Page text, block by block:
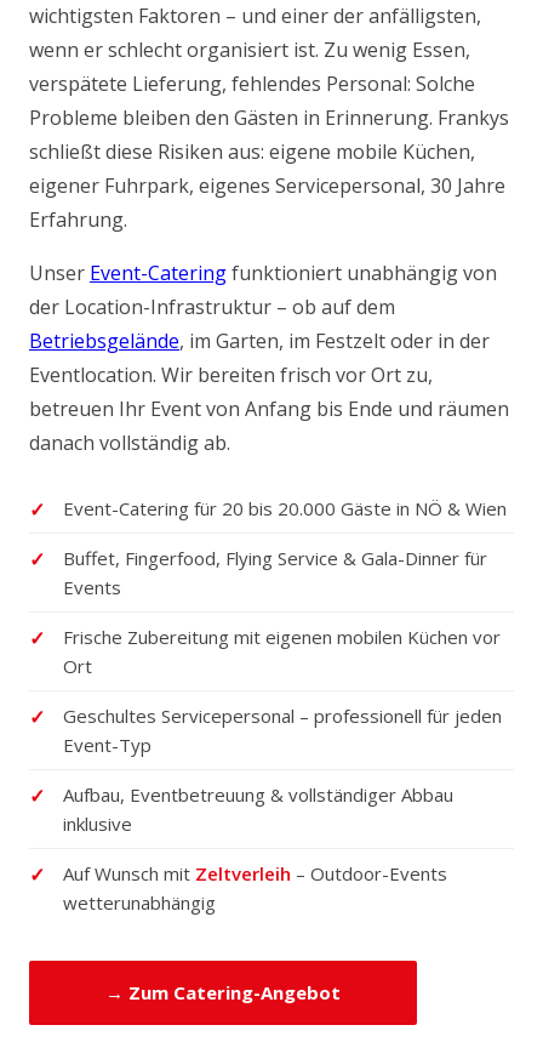
wichtigsten Faktoren – und einer der anfälligsten,
wenn er schlecht organisiert ist. Zu wenig Essen,
verspätete Lieferung, fehlendes Personal: Solche
Probleme bleiben den Gästen in Erinnerung. Frankys
schließt diese Risiken aus: eigene mobile Küchen,
eigener Fuhrpark, eigenes Servicepersonal, 30 Jahre
Erfahrung.
Unser Event-Cateringfunktioniert unabhängig von
der Location-Infrastruktur – ob auf dem
Betriebsgelände, im Garten, im Festzelt oder in der
Eventlocation. Wir bereiten frisch vor Ort zu,
betreuen Ihr Event von Anfang bis Ende und räumen
danach vollständig ab.
Event-Catering für 20 bis 20.000 Gäste in NÖ & Wien
Buffet, Fingerfood, Flying Service & Gala-Dinner für
Events
Frische Zubereitung mit eigenen mobilen Küchen vor
Ort
Geschultes Servicepersonal – professionell für jeden
Event-Typ
Aufbau, Eventbetreuung & vollständiger Abbau
inklusive
Auf Wunsch mit Zeltverleih – Outdoor-Events
wetterunabhängig
→ Zum Catering-Angebot